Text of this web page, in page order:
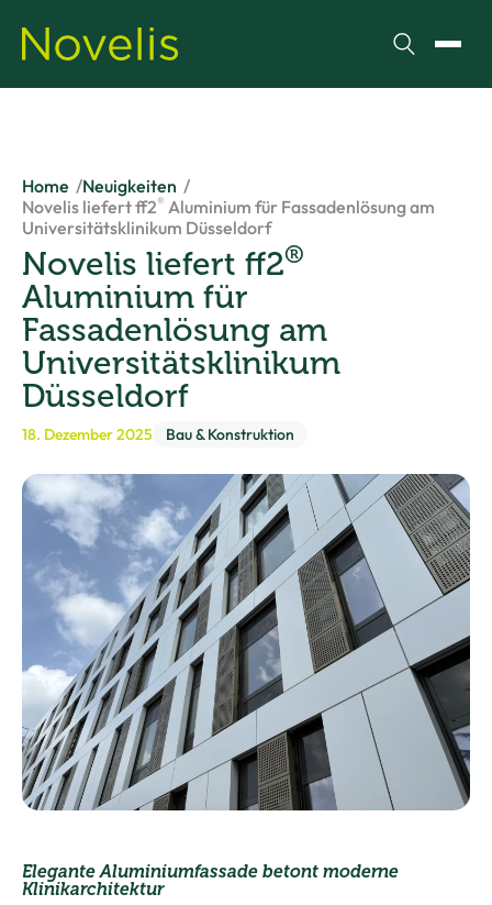
Suchen
Home
Neuigkeiten
Novelis liefert ff2® Aluminium für Fassadenlösung am
Universitätsklinikum Düsseldorf
Novelis liefert ff2®
Aluminium für
Fassadenlösung am
Universitätsklinikum
Düsseldorf
18. Dezember 2025 Bau & Konstruktion
Elegante Aluminiumfassade betont moderne
Klinikarchitektur